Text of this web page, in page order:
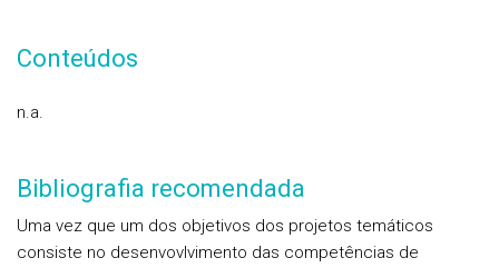
Conteúdos
n.a.
Bibliografia recomendada
Uma vez que um dos objetivos dos projetos temáticos
consiste no desenvovlvimento das competências de